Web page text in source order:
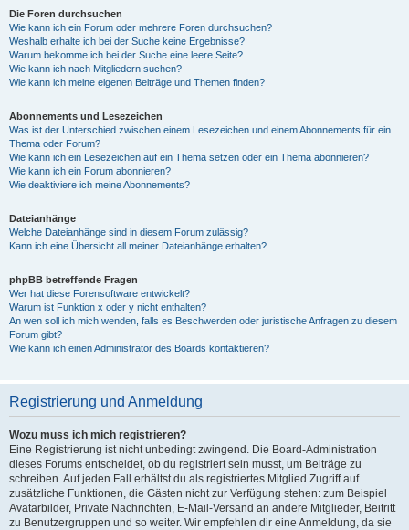
Die Foren durchsuchen
Wie kann ich ein Forum oder mehrere Foren durchsuchen?
Weshalb erhalte ich bei der Suche keine Ergebnisse?
Warum bekomme ich bei der Suche eine leere Seite?
Wie kann ich nach Mitgliedern suchen?
Wie kann ich meine eigenen Beiträge und Themen finden?
Abonnements und Lesezeichen
Was ist der Unterschied zwischen einem Lesezeichen und einem Abonnements für ein
Thema oder Forum?
Wie kann ich ein Lesezeichen auf ein Thema setzen oder ein Thema abonnieren?
Wie kann ich ein Forum abonnieren?
Wie deaktiviere ich meine Abonnements?
Dateianhänge
Welche Dateianhänge sind in diesem Forum zulässig?
Kann ich eine Übersicht all meiner Dateianhänge erhalten?
phpBB betreffende Fragen
Wer hat diese Forensoftware entwickelt?
Warum ist Funktion x oder y nicht enthalten?
An wen soll ich mich wenden, falls es Beschwerden oder juristische Anfragen zu diesem
Forum gibt?
Wie kann ich einen Administrator des Boards kontaktieren?
Registrierung und Anmeldung
Wozu muss ich mich registrieren?
Eine Registrierung ist nicht unbedingt zwingend. Die Board-Administration
dieses Forums entscheidet, ob du registriert sein musst, um Beiträge zu
schreiben. Auf jeden Fall erhältst du als registriertes Mitglied Zugriff auf
zusätzliche Funktionen, die Gästen nicht zur Verfügung stehen: zum Beispiel
Avatarbilder, Private Nachrichten, E-Mail-Versand an andere Mitglieder, Beitritt
zu Benutzergruppen und so weiter. Wir empfehlen dir eine Anmeldung, da sie